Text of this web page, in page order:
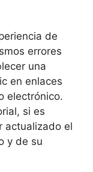
de
errores
una
en enlaces
electrónico.
si es
actualizado el
y de su